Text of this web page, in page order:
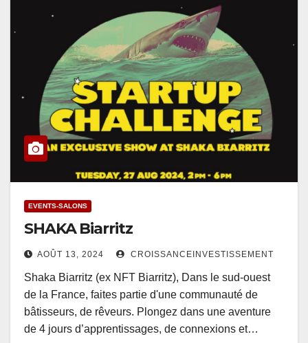
EVENTS-SALONS
SHAKA Biarritz
AOÛT 13, 2024 CROISSANCEINVESTISSEMENT
Shaka Biarritz (ex NFT Biarritz), Dans le sud-ouest
de la France, faites partie d'une communauté de
bâtisseurs, de rêveurs. Plongez dans une aventure
de 4 jours d’apprentissages, de connexions et…